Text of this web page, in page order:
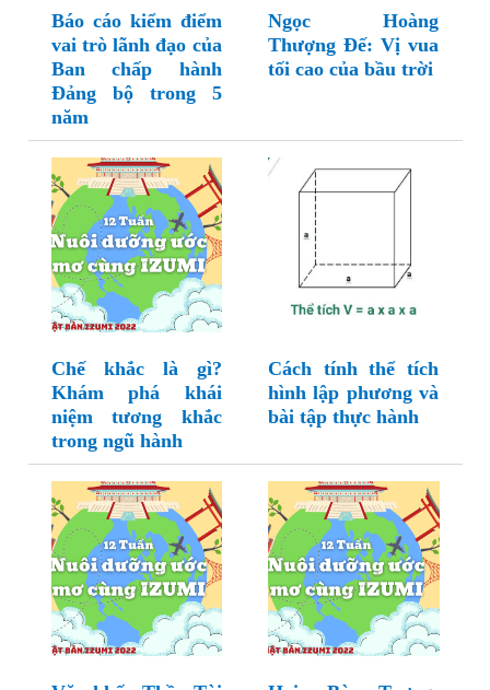
Báo cáo kiểm điểm
vai trò lãnh đạo của
Ban chấp hành
Đảng bộ trong 5
năm
Ngọc Hoàng
Thượng Đế: Vị vua
tối cao của bầu trời
Chế khắc là gì?
Khám phá khái
niệm tương khắc
trong ngũ hành
Cách tính thể tích
hình lập phương và
bài tập thực hành